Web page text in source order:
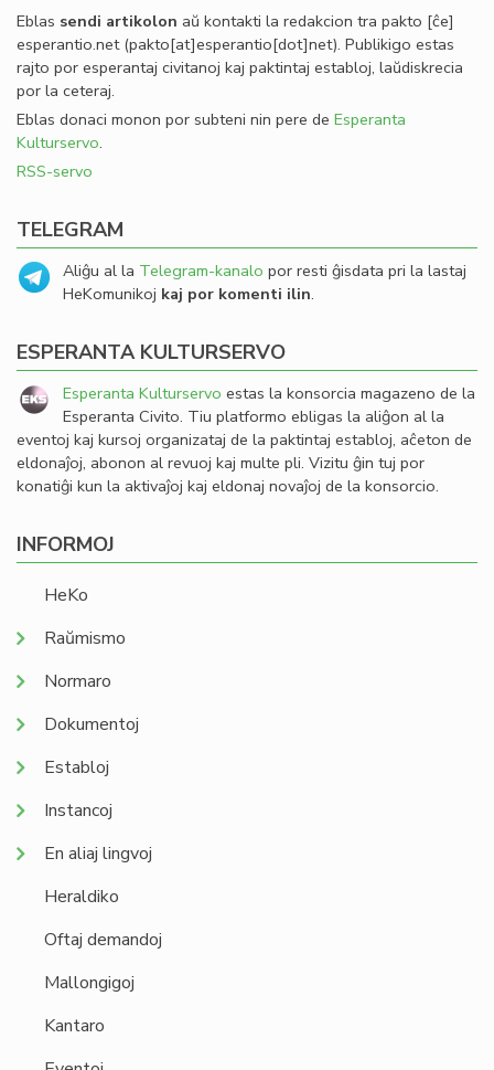
Eblas sendi artikolon aŭ kontakti la redakcion tra pakto [ĉe]
esperantio.net(pakto[at]esperantio[dot]net). Publikigo estas
rajto por esperantaj civitanoj kaj paktintaj establoj, laŭdiskrecia
por la ceteraj.
Eblas donaci monon por subteni nin pere de Esperanta
Kulturservo.
RSS-servo
TELEGRAM
Aliĝu al la Telegram-kanalo por resti ĝisdata pri la lastaj
HeKomunikoj kaj por komenti ilin.
ESPERANTA KULTURSERVO
Esperanta Kulturservo estas la konsorcia magazeno de la
Esperanta Civito. Tiu platformo ebligas la aliĝon al la
eventoj kaj kursoj organizataj de la paktintaj establoj, aĉeton de
eldonaĵoj, abonon al revuoj kaj multe pli. Vizitu ĝin tuj por
konatiĝi kun la aktivaĵoj kaj eldonaj novaĵoj de la konsorcio.
INFORMOJ
HeKo
Raŭmismo
Normaro
Dokumentoj
Establoj
Instancoj
En aliaj lingvoj
Heraldiko
Oftaj demandoj
Mallongigoj
Kantaro